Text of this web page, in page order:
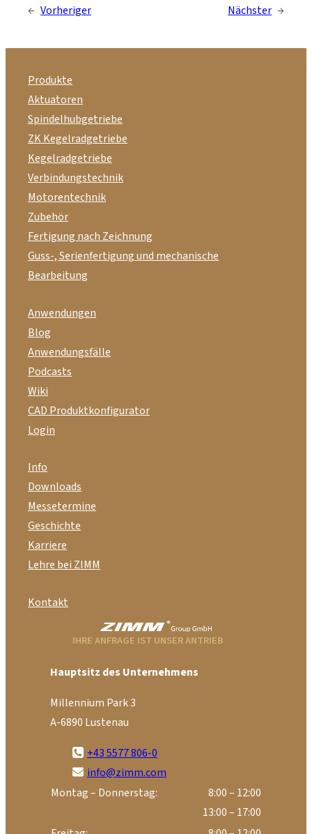
← Vorheriger Nächster →
Produkte
Aktuatoren
Spindelhubgetriebe
ZK Kegelradgetriebe
Kegelradgetriebe
Verbindungstechnik
Motorentechnik
Zubehör
Fertigung nach Zeichnung
Guss-, Serienfertigung und mechanische
Bearbeitung
Anwendungen
Blog
Anwendungsfälle
Podcasts
Wiki
CAD Produktkonfigurator
Login
Info
Downloads
Messetermine
Geschichte
Karriere
Lehre bei ZIMM
Kontakt
IHRE ANFRAGE IST UNSER ANTRIEB
Hauptsitz des Unternehmens
Millennium Park 3
A-6890 Lustenau
+43 5577 806-0
info@zimm.com
Montag – Donnerstag:
8:00 – 12:00
13:00 – 17:00